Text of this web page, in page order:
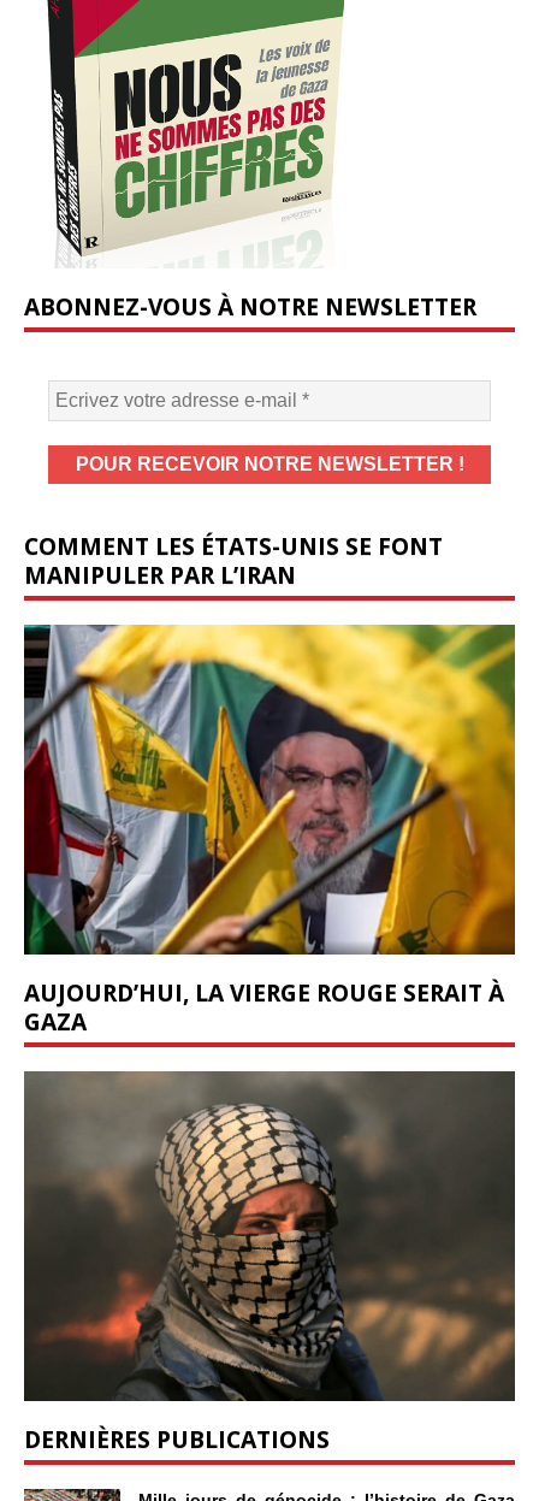
ABONNEZ-VOUS À NOTRE NEWSLETTER
COMMENT LES ÉTATS-UNIS SE FONT
MANIPULER PAR L’IRAN
AUJOURD’HUI, LA VIERGE ROUGE SERAIT À
GAZA
DERNIÈRES PUBLICATIONS